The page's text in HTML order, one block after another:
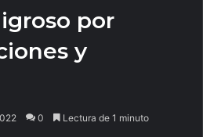
por
y
0 Lectura de 1 minuto